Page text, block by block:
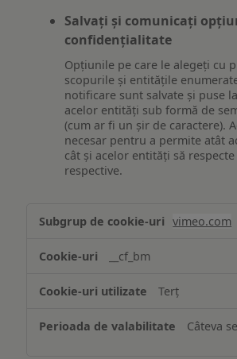
Salvați și comunicați
confidențialitate
Opțiunile pe care le alegeți cu
scopurile și entitățile
notificare sunt salvate și puse
acelor entități sub formă de
(cum ar fi un șir de caractere).
necesar pentru a permite atât
cât și acelor entități să
respective.
funcționalităților
ului
vimeo.com
__cf_bm
Terț
Câteva